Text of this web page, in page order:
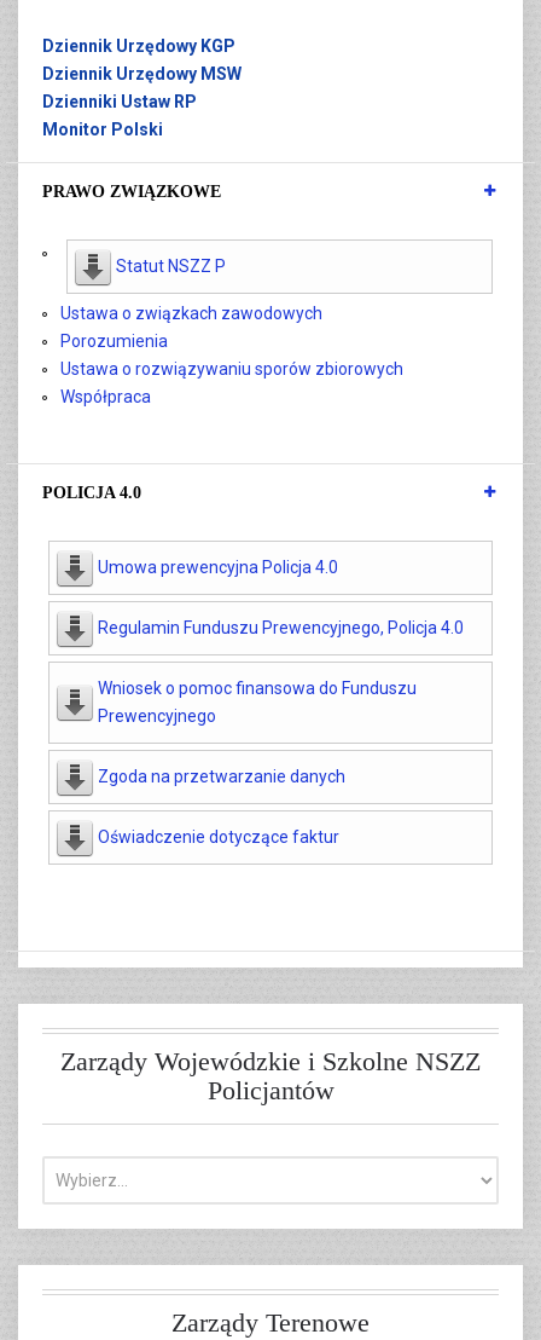
Dziennik Urzędowy KGP
Dziennik Urzędowy MSW
Dzienniki Ustaw RP
Monitor Polski
PRAWO ZWIĄZKOWE
Statut NSZZ P
Ustawa o związkach zawodowych
Porozumienia
Ustawa o rozwiązywaniu sporów zbiorowych
Współpraca
POLICJA 4.0
Umowa prewencyjna Policja 4.0
Regulamin Funduszu Prewencyjnego, Policja 4.0
Wniosek o pomoc finansowa do Funduszu
Prewencyjnego
Zgoda na przetwarzanie danych
Oświadczenie dotyczące faktur
Zarządy Wojewódzkie i Szkolne NSZZ
Policjantów
Zarządy Terenowe